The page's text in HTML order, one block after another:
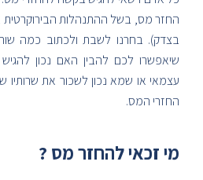
החזר מס, בשל ההתנהלות הבירוקרטית
בצדק). בחרנו לשבת ולכתוב כמה
שיאפשרו לכם להבין האם נכון
עצמאי או שמא נכון לשכור את
החזרי המס.
מי זכאי להחזר מס ?